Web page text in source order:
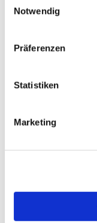
Notwendig
Präferenzen
Statistiken
Marketing